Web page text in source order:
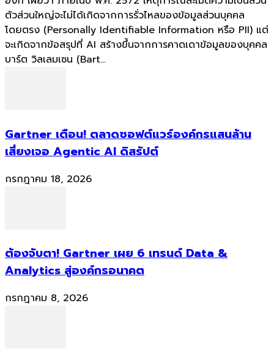
ตัวส่วนใหญ่จะไม่ได้เกิดจากการรั่วไหลของข้อมูลส่วนบุคคล
โดยตรง (Personally Identifiable Information หรือ PII) แต่
จะเกิดจากข้อสรุปที่ AI สร้างขึ้นจากการคาดเดาข้อมูลของบุคคล
บาร์ต วิลเลมเซน (Bart...
Gartner เตือน! ตลาดซอฟต์แวร์องค์กรแสนล้าน
เสี่ยงเจอ Agentic AI ดิสรัปต์
กรกฎาคม 18, 2026
ต้องจับตา! Gartner เผย 6 เทรนด์ Data &
Analytics สู่องค์กรอนาคต
กรกฎาคม 8, 2026